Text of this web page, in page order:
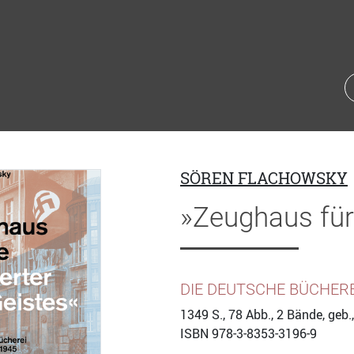
SÖREN FLACHOWSKY
»Zeughaus
DIE DEUTSCHE
1349 S., 78 Abb., 2 Bände,
ISBN 978-3-8353-3196-9